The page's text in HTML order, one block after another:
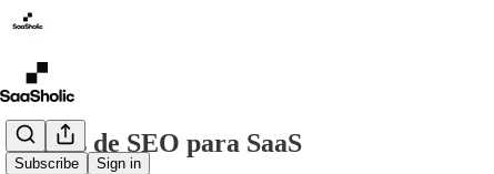
Subscribe Sign in
5 dicas de SEO para SaaS